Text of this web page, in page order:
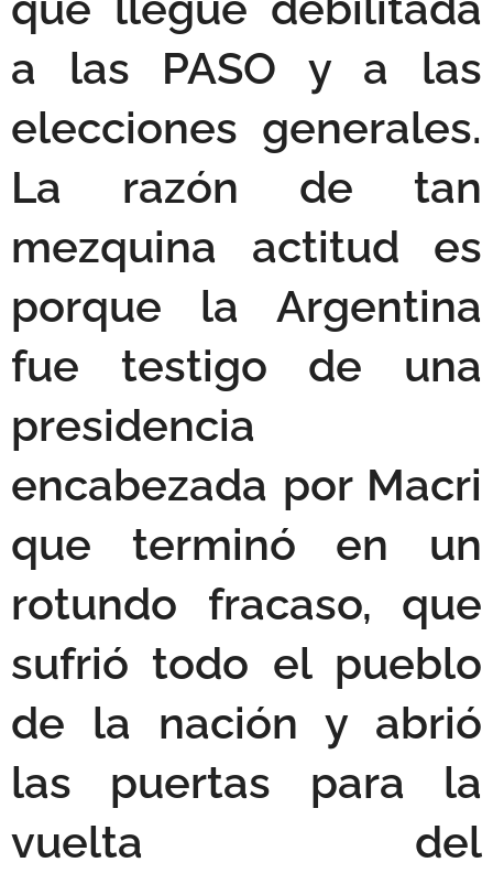
a las PASO y a las
elecciones generales.
La razón de tan
mezquina actitud es
porque la Argentina
fue testigo de una
presidencia
encabezada por Macri
que terminó en un
rotundo fracaso, que
sufrió todo el pueblo
de la nación y abrió
las puertas para la
vuelta del